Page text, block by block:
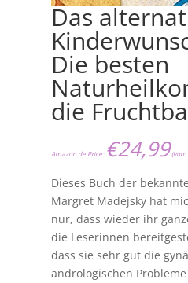
Das
Die besten
die
Amazon.de Price: €24,99(vom
Dieses Buch der
Margret Madejsky hat
nur, dass wieder ihr
die Leserinnen
dass sie sehr gut die
andrologischen